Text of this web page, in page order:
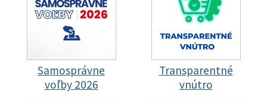
Samosprávne
voľby 2026
Transparentné
vnútro